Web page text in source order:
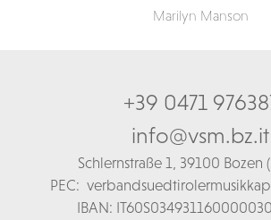
Marilyn Manson
+39 0471
info@vsm.bz.it
Schlernstraße 1, 39100 Bozen
PEC:
IBAN: